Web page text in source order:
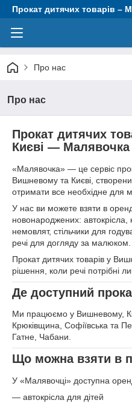
Прокат дитячих товарів
Про нас
Про нас
Прокат дитячих
Києві — Малявочка
«Малявочка» — це сервіс
Вишневому та Києві,
отримати все необхідне для
У нас ви можете взяти в
новонароджених: автокрісла,
немовлят, стільчики для
речі для догляду за малюком.
Прокат дитячих товарів у
рішення, коли речі потрібні
Де доступний
Ми працюємо у Вишневому,
Крюківщина, Софіївська та
Гатне, Чабани.
Що можна взяти в
У «Малявочці» доступна
— автокрісла для дітей